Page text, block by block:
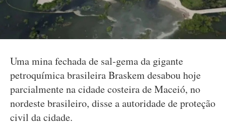
Uma mina fechada de sal-gema da gigante
petroquímica brasileira Braskem desabou hoje
parcialmente na cidade costeira de Maceió, no
nordeste brasileiro, disse a autoridade de proteção
civil da cidade.